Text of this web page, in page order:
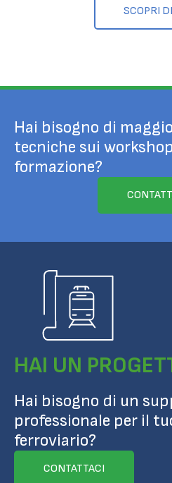
SCOPRI
Hai bisogno di
tecniche sui
formazione?
HAI UN
Hai bisogno di un
professionale per il
ferroviario?
CONTATTACI